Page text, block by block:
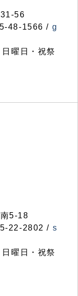
56
48-1566 / g
曜日・祝祭
5-18
22-2802 / s
曜日・祝祭